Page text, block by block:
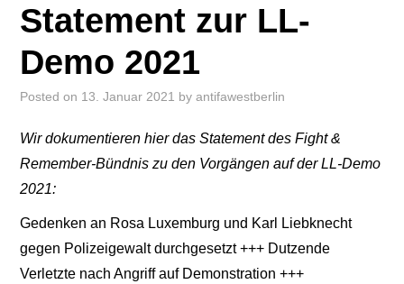
Statement zur LL-
Demo 2021
Posted on 13. Januar 2021 byantifawestberlin
Wir dokumentieren hier das Statement des Fight &
Remember-Bündnis zu den Vorgängen auf der LL-Demo
2021:
Gedenken an Rosa Luxemburg und Karl Liebknecht
gegen Polizeigewalt durchgesetzt +++ Dutzende
Verletzte nach Angriff auf Demonstration +++